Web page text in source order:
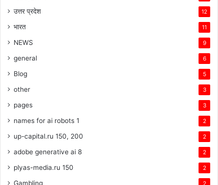
उत्तर प्रदेश 12
भारत 11
NEWS 9
general 6
Blog 5
other 3
pages 3
names for ai robots 1 2
up-capital.ru 150, 200 2
adobe generative ai 8 2
plyas-media.ru 150 2
Gambling 2